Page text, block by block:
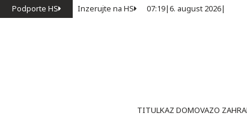
Podporte HS Inzerujte na HS 07:19|6. august 2026|
TITULKAZ DOMOVAZO